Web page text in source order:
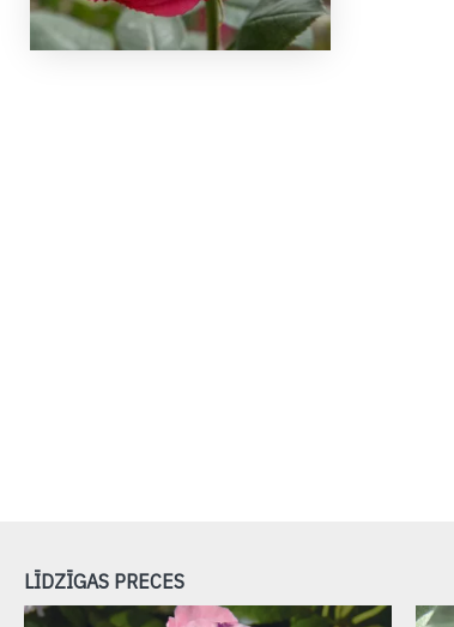
LĪDZĪGAS PRECES